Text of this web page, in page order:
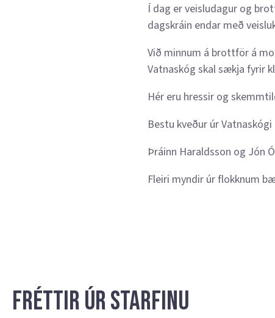
Í dag er veisludagur og
dagskráin endar með
Við minnum á brottför á
Vatnaskóg skal sækja fyrir
Hér eru hressir og
Bestu kveður úr Vatnaskógi
Þráinn Haraldsson og Jón
Fleiri myndir úr flokknum
Fréttir úr starfinu